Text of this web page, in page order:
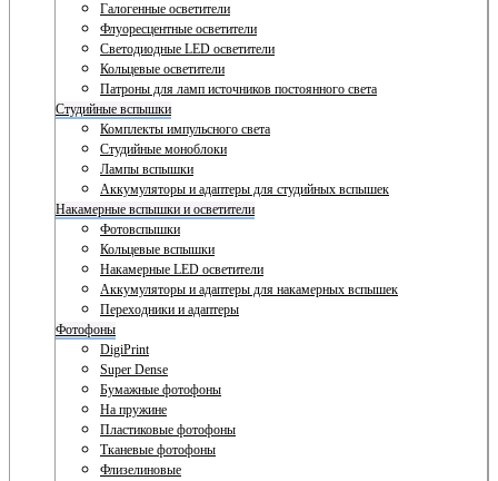
Галогенные осветители
Флуоресцентные осветители
Светодиодные LED осветители
Кольцевые осветители
Патроны для ламп источников постоянного света
Студийные вспышки
Комплекты импульсного света
Студийные моноблоки
Лампы вспышки
Аккумуляторы и адаптеры для студийных вспышек
Накамерные вспышки и осветители
Фотовспышки
Кольцевые вспышки
Накамерные LED осветители
Аккумуляторы и адаптеры для накамерных вспышек
Переходники и адаптеры
Фотофоны
DigiPrint
Super Dense
Бумажные фотофоны
На пружине
Пластиковые фотофоны
Тканевые фотофоны
Флизелиновые